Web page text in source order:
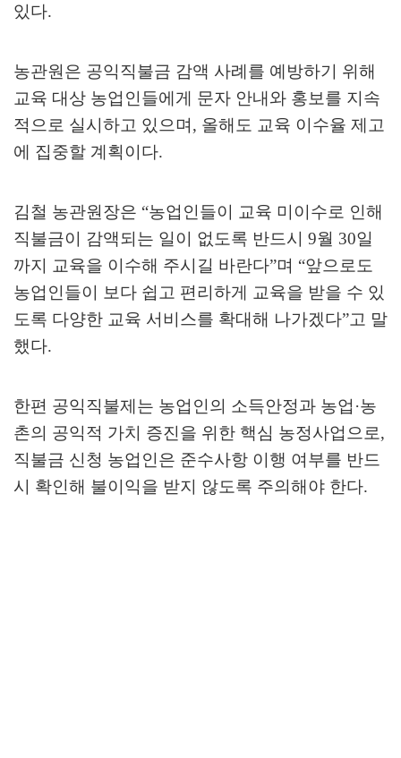
있다.
농관원은 공익직불금 감액 사례를 예방하기 위해
교육 대상 농업인들에게 문자 안내와 홍보를 지속
적으로 실시하고 있으며, 올해도 교육 이수율 제고
에 집중할 계획이다.
김철 농관원장은 “농업인들이 교육 미이수로 인해
직불금이 감액되는 일이 없도록 반드시 9월 30일
까지 교육을 이수해 주시길 바란다”며 “앞으로도
농업인들이 보다 쉽고 편리하게 교육을 받을 수 있
도록 다양한 교육 서비스를 확대해 나가겠다”고 말
했다.
한편 공익직불제는 농업인의 소득안정과 농업 ·농
촌의 공익적 가치 증진을 위한 핵심 농정사업으로,
직불금 신청 농업인은 준수사항 이행 여부를 반드
시 확인해 불이익을 받지 않도록 주의해야 한다.